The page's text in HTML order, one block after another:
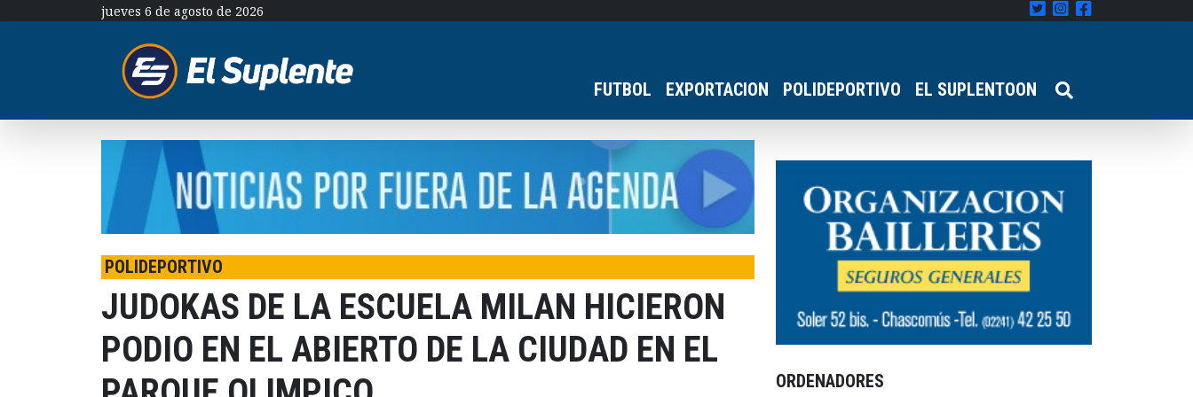
jueves 6 de agosto de 2026
FUTBOL EXPORTACION POLIDEPORTIVO EL SUPLENTOON
POLIDEPORTIVO
JUDOKAS DE LA ESCUELA MILAN HICIERON
PODIO EN EL ABIERTO DE LA CIUDAD EN EL
ORDENADORES